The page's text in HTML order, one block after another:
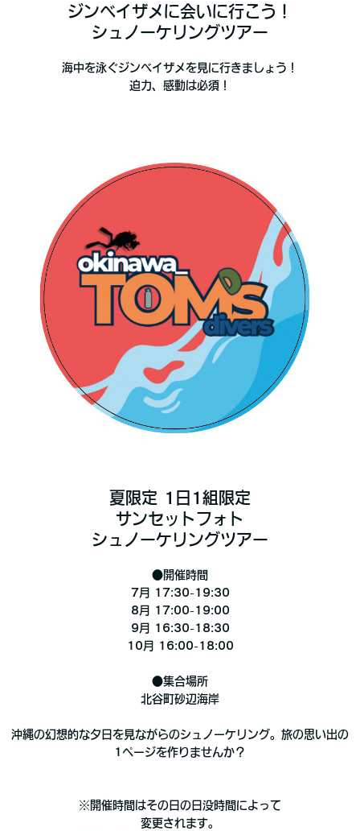
ジンベイザメに会いに行こう！
シュノーケリングツアー
海中を泳ぐジンベイザメを見に行きましょう！
迫力、感動は必須！
夏限定 1日1組限定
サンセットフォト
シュノーケリングツアー
●開催時間
7月 17:30-19:30
8月 17:00-19:00
9月 16:30-18:30
10月 16:00-18:00
●集合場所
北谷町砂辺海岸
沖縄の幻想的な夕日を見ながらのシュノーケリング。旅の思い出の
1ページを作りませんか？
※開催時間はその日の日没時間によって
変更されます。